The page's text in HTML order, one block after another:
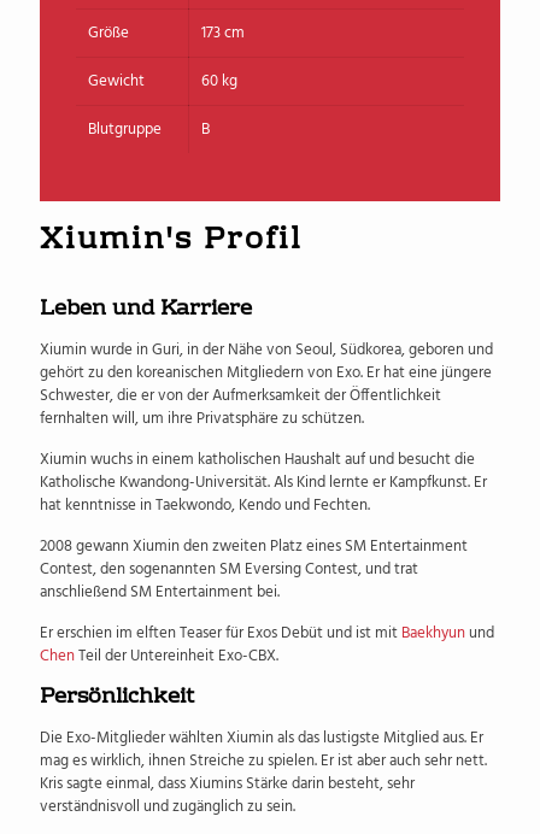
Größe
173 cm
Gewicht
60 kg
Blutgruppe
B
Xiumin's Profil
Leben und Karriere
Xiumin wurde in Guri, in der Nähe von Seoul, Südkorea, geboren und
gehört zu den koreanischen Mitgliedern von Exo. Er hat eine jüngere
Schwester, die er von der Aufmerksamkeit der Öffentlichkeit
fernhalten will, um ihre Privatsphäre zu schützen.
Xiumin wuchs in einem katholischen Haushalt auf und besucht die
Katholische Kwandong-Universität. Als Kind lernte er Kampfkunst. Er
hat kenntnisse in Taekwondo, Kendo und Fechten.
2008 gewann Xiumin den zweiten Platz eines SM Entertainment
Contest, den sogenannten SM Eversing Contest, und trat
anschließend SM Entertainment bei.
Er erschien im elften Teaser für Exos Debüt und ist mitBaekhyunund
ChenTeil der Untereinheit Exo-CBX.
Persönlichkeit
Die Exo-Mitglieder wählten Xiumin als das lustigste Mitglied aus. Er
mag es wirklich, ihnen Streiche zu spielen. Er ist aber auch sehr nett.
Kris sagte einmal, dass Xiumins Stärke darin besteht, sehr
verständnisvoll und zugänglich zu sein.